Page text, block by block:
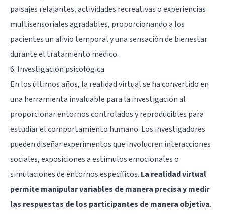
paisajes relajantes, actividades recreativas o experiencias
multisensoriales agradables, proporcionando a los
pacientes un alivio temporal y una sensación de bienestar
durante el tratamiento médico.
6. Investigación psicológica
En los últimos años, la realidad virtual se ha convertido en
una herramienta invaluable para la investigación al
proporcionar entornos controlados y reproducibles para
estudiar el comportamiento humano. Los investigadores
pueden diseñar experimentos que involucren interacciones
sociales, exposiciones a estímulos emocionales o
simulaciones de entornos específicos. La realidad virtual
permite manipular variables de manera precisa y medir
las respuestas de los participantes de manera objetiva.